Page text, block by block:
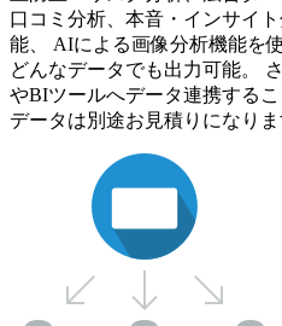
口コミ分析、本音・インサイ
能、 AIによる画像分析機能を
どんなデータでも出力可能。
やBIツールへデータ連携する
データは別途お見積りになりま